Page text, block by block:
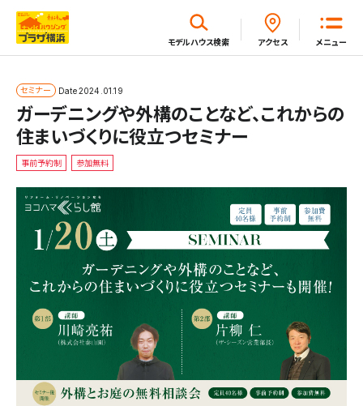
メニュー
モデルハウス検索 アクセス
セミナー Date2024.01.19
ガーデニングや外構のことなど、これからの
住まいづくりに役立つセミナー
事前予約制 参加無料
閉じる
ホーム
はじめてガイド
モデルハウス一覧
イベント・セミナー・キャンペーン一覧
新着情報一覧
施設・サービス